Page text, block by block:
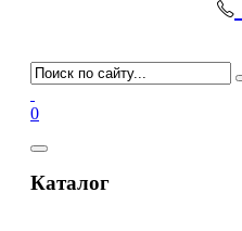
0
Каталог